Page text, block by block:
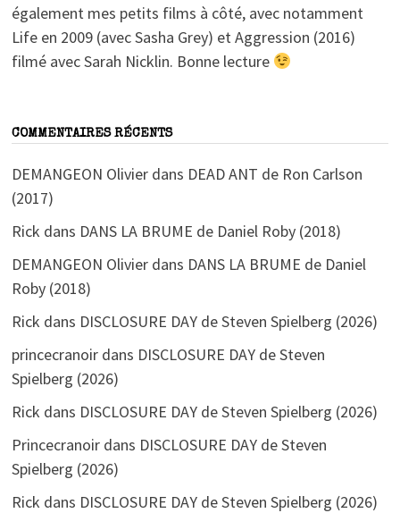
également mes petits films à côté, avec notamment
Life en 2009 (avec Sasha Grey) et Aggression (2016)
filmé avec Sarah Nicklin. Bonne lecture
COMMENTAIRES RÉCENTS
DEMANGEON Olivierdans DEAD ANT de Ron Carlson
(2017)
Rick dans DANS LA BRUME de Daniel Roby (2018)
DEMANGEON Olivierdans DANS LA BRUME de Daniel
Roby (2018)
Rick dans DISCLOSURE DAY de Steven Spielberg (2026)
princecranoirdans DISCLOSURE DAY de Steven
Spielberg (2026)
Rick dans DISCLOSURE DAY de Steven Spielberg (2026)
Princecranoirdans DISCLOSURE DAY de Steven
Spielberg (2026)
Rick dans DISCLOSURE DAY de Steven Spielberg (2026)